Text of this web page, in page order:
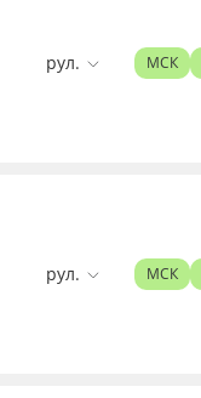
рул. МСК
рул. МСК